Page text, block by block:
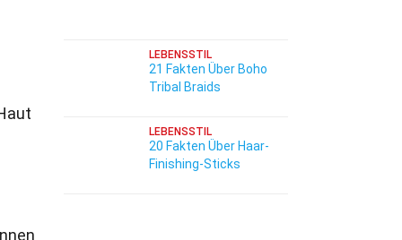
LEBENSSTIL
21 Fakten Über Boho
Tribal Braids
LEBENSSTIL
20 Fakten Über Haar-
Finishing-Sticks